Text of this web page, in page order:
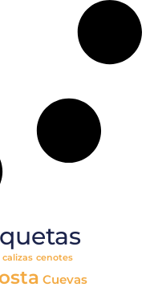
calizas cenotes
Cuevas